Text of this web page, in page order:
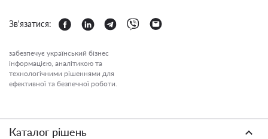
Зв'язатися:
забезпечує український бізнес
інформацією, аналітикою та
технологічними рішеннями для
ефективної та безпечної роботи.
Каталог рішень